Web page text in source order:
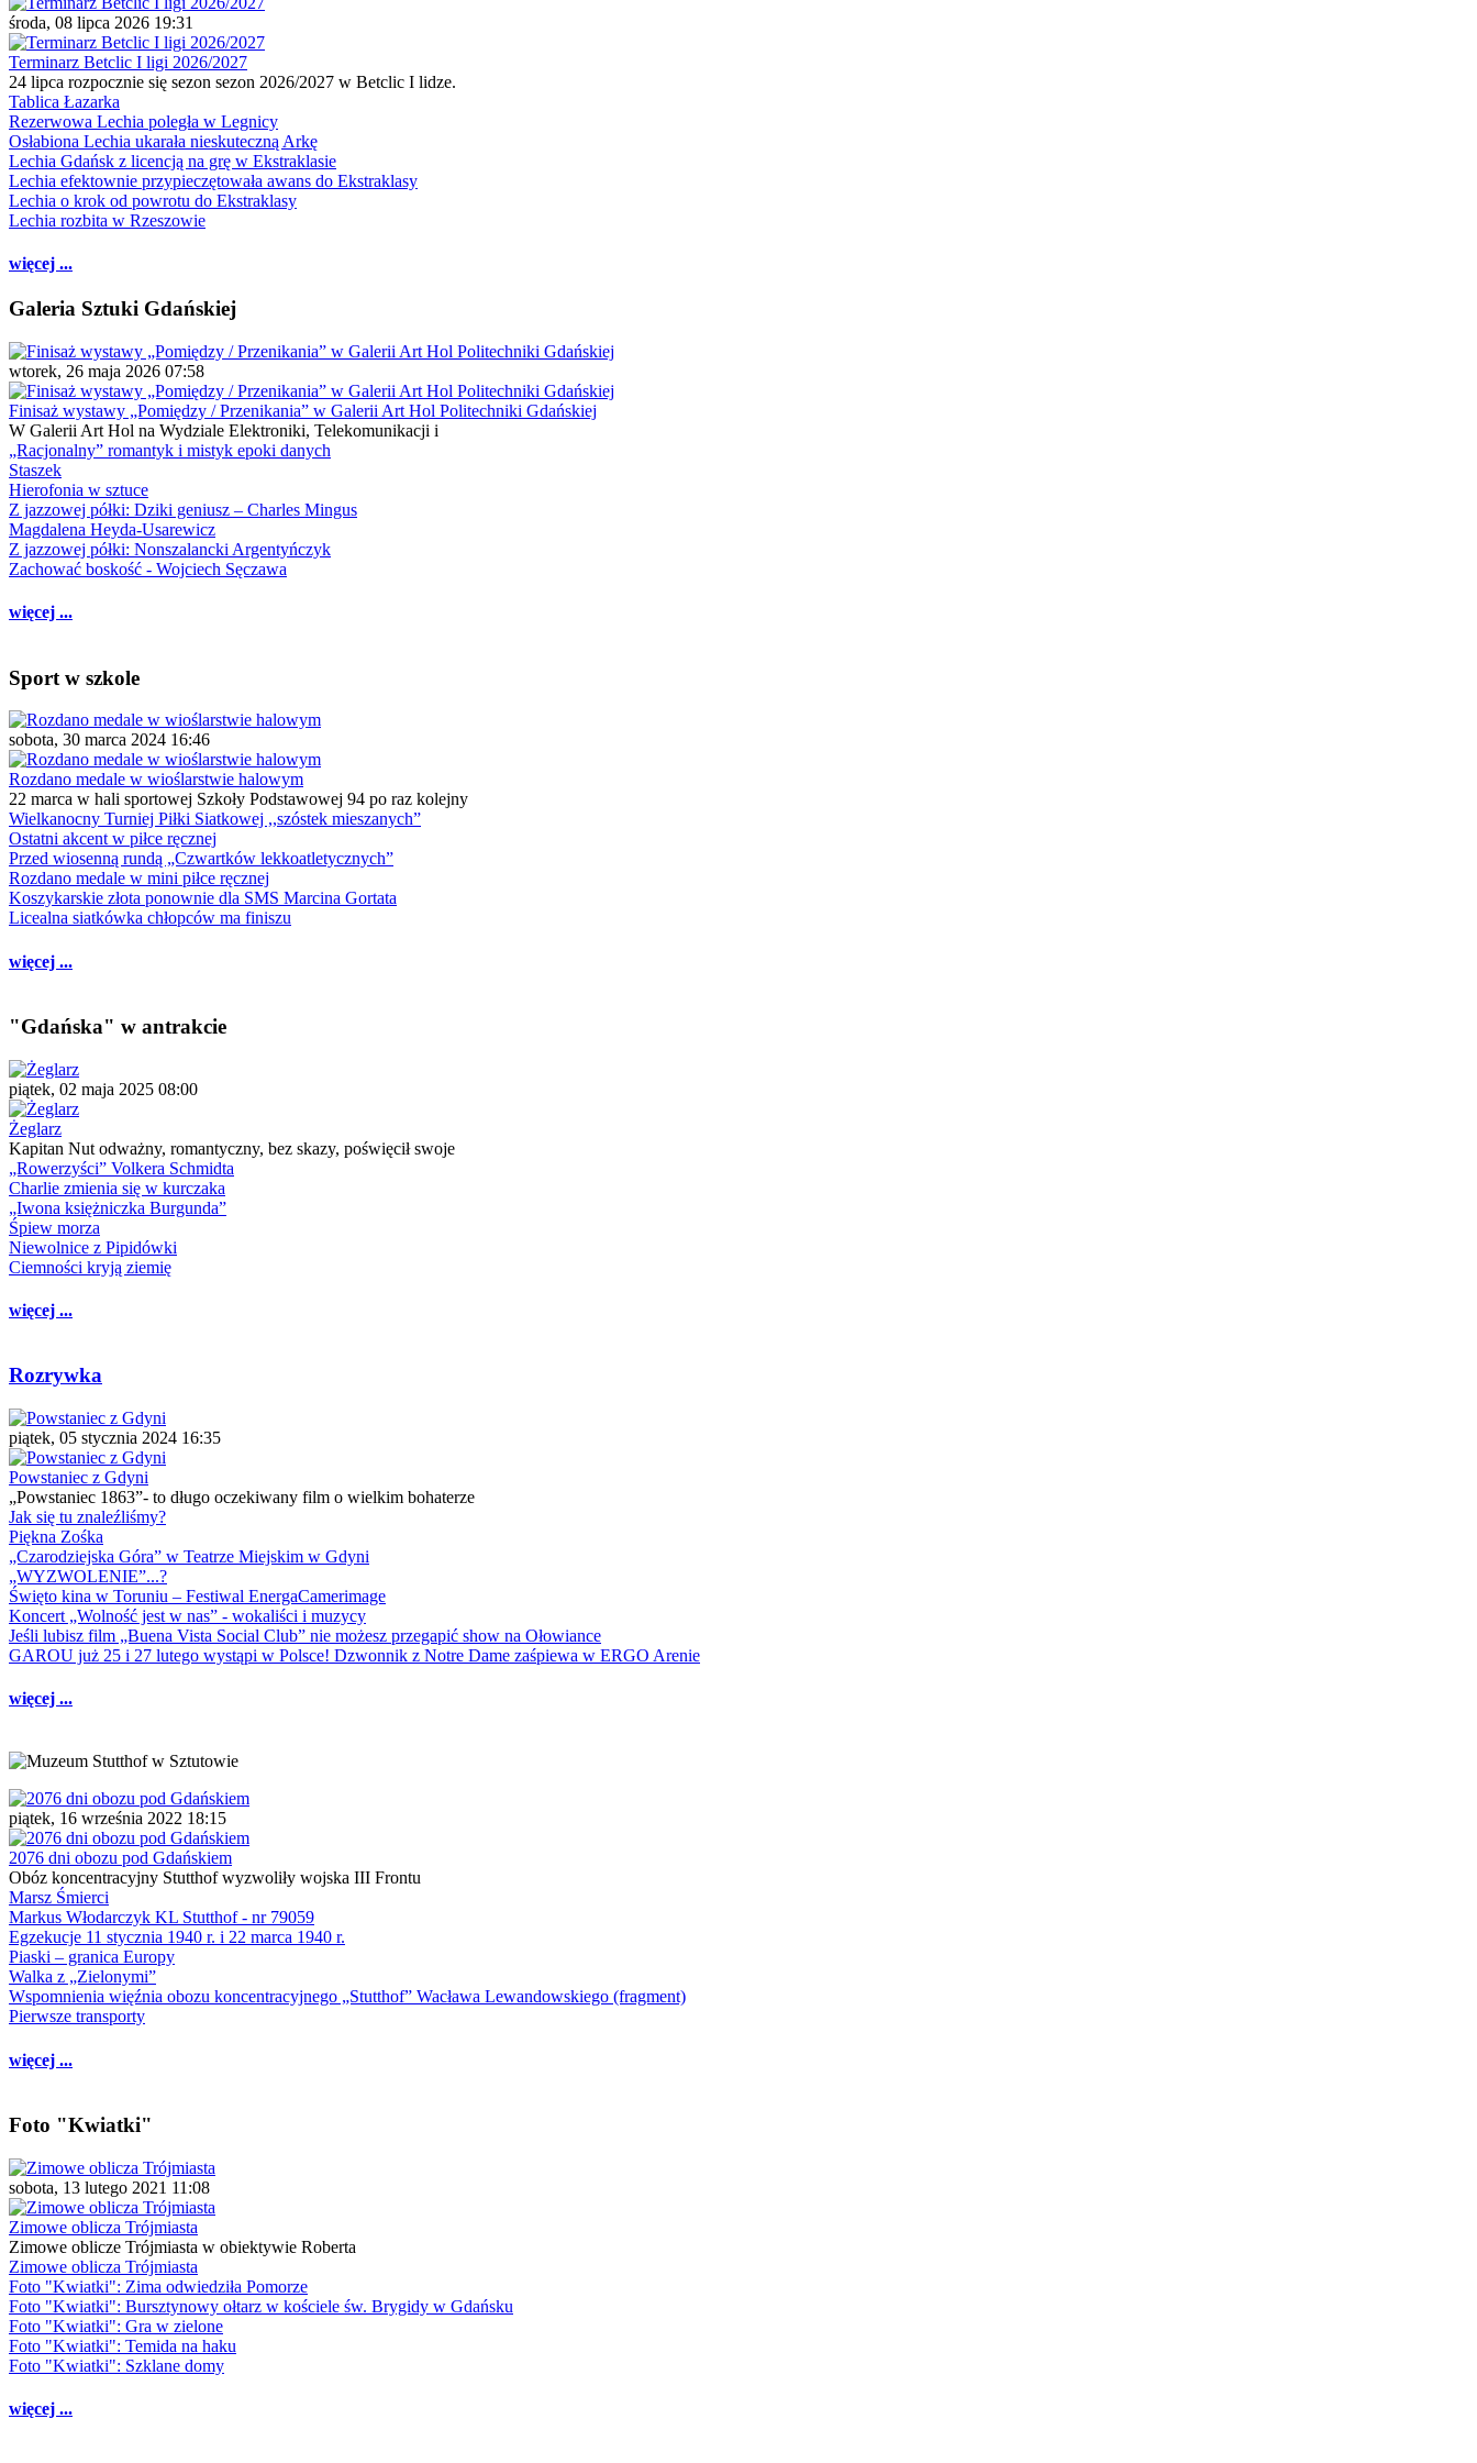
środa, 08 lipca 2026 19:31
Terminarz Betclic I ligi 2026/2027
24 lipca rozpocznie się sezon sezon 2026/2027 w Betclic I lidze.
Tablica Łazarka
Rezerwowa Lechia poległa w Legnicy
Osłabiona Lechia ukarała nieskuteczną Arkę
Lechia Gdańsk z licencją na grę w Ekstraklasie
Lechia efektownie przypieczętowała awans do Ekstraklasy
Lechia o krok od powrotu do Ekstraklasy
Lechia rozbita w Rzeszowie
więcej ...
Galeria Sztuki Gdańskiej
wtorek, 26 maja 2026 07:58
Finisaż wystawy „Pomiędzy / Przenikania” w Galerii Art Hol Politechniki Gdańskiej
W Galerii Art Hol na Wydziale Elektroniki, Telekomunikacji i
„Racjonalny” romantyk i mistyk epoki danych
Staszek
Hierofonia w sztuce
Z jazzowej półki: Dziki geniusz – Charles Mingus
Magdalena Heyda-Usarewicz
Z jazzowej półki: Nonszalancki Argentyńczyk
Zachować boskość - Wojciech Sęczawa
więcej ...
Sport w szkole
sobota, 30 marca 2024 16:46
Rozdano medale w wioślarstwie halowym
22 marca w hali sportowej Szkoły Podstawowej 94 po raz kolejny
Wielkanocny Turniej Piłki Siatkowej ,,szóstek mieszanych”
Ostatni akcent w piłce ręcznej
Przed wiosenną rundą „Czwartków lekkoatletycznych”
Rozdano medale w mini piłce ręcznej
Koszykarskie złota ponownie dla SMS Marcina Gortata
Licealna siatkówka chłopców ma finiszu
więcej ...
"Gdańska" w antrakcie
piątek, 02 maja 2025 08:00
Żeglarz
Kapitan Nut odważny, romantyczny, bez skazy, poświęcił swoje
„Rowerzyści” Volkera Schmidta
Charlie zmienia się w kurczaka
„Iwona księżniczka Burgunda”
Śpiew morza
Niewolnice z Pipidówki
Ciemności kryją ziemię
więcej ...
Rozrywka
piątek, 05 stycznia 2024 16:35
Powstaniec z Gdyni
„Powstaniec 1863”- to długo oczekiwany film o wielkim bohaterze
Jak się tu znaleźliśmy?
Piękna Zośka
„Czarodziejska Góra” w Teatrze Miejskim w Gdyni
„WYZWOLENIE”...?
Święto kina w Toruniu – Festiwal EnergaCamerimage
Koncert „Wolność jest w nas” - wokaliści i muzycy
Jeśli lubisz film „Buena Vista Social Club” nie możesz przegapić show na Ołowiance
GAROU już 25 i 27 lutego wystąpi w Polsce! Dzwonnik z Notre Dame zaśpiewa w ERGO Arenie
więcej ...
piątek, 16 września 2022 18:15
2076 dni obozu pod Gdańskiem
Obóz koncentracyjny Stutthof wyzwoliły wojska III Frontu
Marsz Śmierci
Markus Włodarczyk KL Stutthof - nr 79059
Egzekucje 11 stycznia 1940 r. i 22 marca 1940 r.
Piaski – granica Europy
Walka z „Zielonymi”
Wspomnienia więźnia obozu koncentracyjnego „Stutthof” Wacława Lewandowskiego (fragment)
Pierwsze transporty
więcej ...
Foto "Kwiatki"
sobota, 13 lutego 2021 11:08
Zimowe oblicza Trójmiasta
Zimowe oblicze Trójmiasta w obiektywie Roberta
Zimowe oblicza Trójmiasta
Foto "Kwiatki": Zima odwiedziła Pomorze
Foto "Kwiatki": Bursztynowy ołtarz w kościele św. Brygidy w Gdańsku
Foto "Kwiatki": Gra w zielone
Foto "Kwiatki": Temida na haku
Foto "Kwiatki": Szklane domy
więcej ...